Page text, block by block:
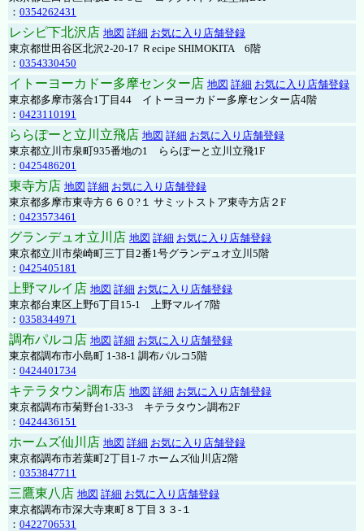
： 0354262431
レシピ下北沢店 地図 詳細 お気に入り店舗登録
東京都世田谷区北沢2-20-17 Ｒecipe SHIMOKITA 6階
： 0354330450
イトーヨーカドー多摩センター店 地図 詳細 お気に入り店舗登録
東京都多摩市落合1丁目44 イトーヨーカドー多摩センター店4階
： 0423110191
ららぽーと立川立飛店 地図 詳細 お気に入り店舗登録
東京都立川市泉町935番地の1 ららぽーと立川立飛1F
： 0425486201
東寺方店 地図 詳細 お気に入り店舗登録
東京都多摩市東寺方６６０?１ サミットストア東寺方店２F
： 0423573461
グランデュオ立川店 地図 詳細 お気に入り店舗登録
東京都立川市柴崎町三丁目2番1号グランデュオ立川5階
： 0425405181
上野マルイ店 地図 詳細 お気に入り店舗登録
東京都台東区上野6丁目15-1 上野マルイ7階
： 0358344971
調布パルコ店 地図 詳細 お気に入り店舗登録
東京都調布市小島町 1-38-1 調布パルコ5階
： 0424401734
キテラタウン調布店 地図 詳細 お気に入り店舗登録
東京都調布市菊野台1-33-3 キテラタウン調布2F
： 0424436151
ホームズ仙川店 地図 詳細 お気に入り店舗登録
東京都調布市若葉町2丁目1-7 ホームズ仙川店2階
： 0353847711
三鷹東八店 地図 詳細 お気に入り店舗登録
東京都調布市深大寺東町８丁目３３-１
： 0422706531